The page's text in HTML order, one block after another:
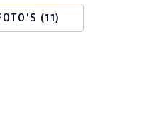
(11)